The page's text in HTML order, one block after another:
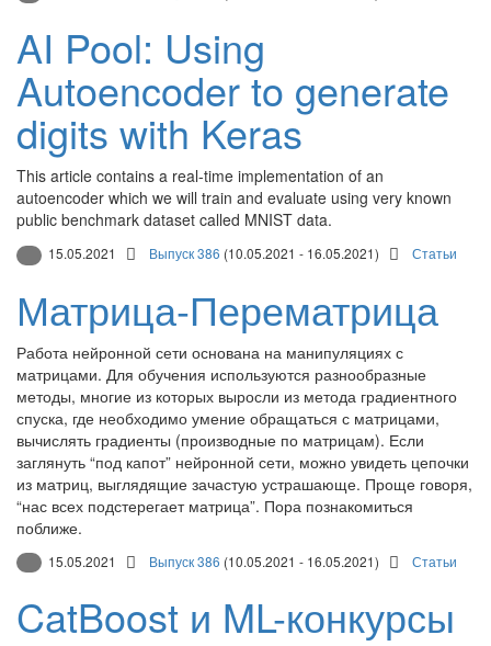
AI Pool: Using
Autoencoder to generate
digits with Keras
This article contains a real-time implementation of an
autoencoder which we will train and evaluate using very known
public benchmark dataset called MNIST data.
15.05.2021 Выпуск 386 (10.05.2021 - 16.05.2021) Статьи
Матрица-Перематрица
Работа нейронной сети основана на манипуляциях с
матрицами. Для обучения используются разнообразные
методы, многие из которых выросли из метода градиентного
спуска, где необходимо умение обращаться с матрицами,
вычислять градиенты (производные по матрицам). Если
заглянуть “под капот” нейронной сети, можно увидеть цепочки
из матриц, выглядящие зачастую устрашающе. Проще говоря,
“нас всех подстерегает матрица”. Пора познакомиться
поближе.
15.05.2021 Выпуск 386 (10.05.2021 - 16.05.2021) Статьи
CatBoost и ML-конкурсы